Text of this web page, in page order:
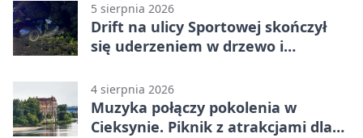
5 sierpnia 2026
Drift na ulicy Sportowej skończył
się uderzeniem w drzewo i
4 sierpnia 2026
Muzyka połączy pokolenia w
Cieksynie. Piknik z atrakcjami dla